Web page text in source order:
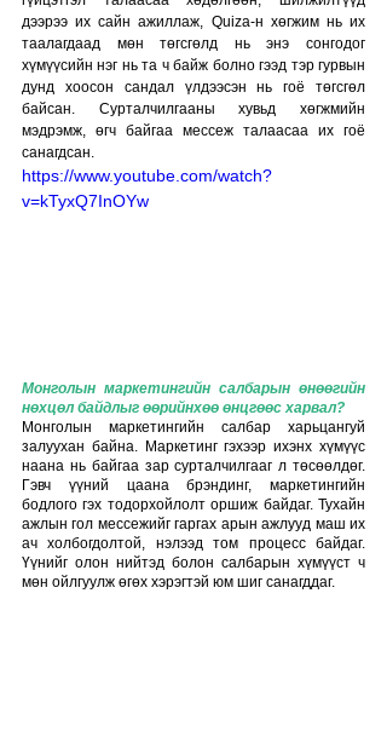
дээрээ их сайн ажиллаж, Quiza-н хөгжим нь их
таалагдаад мөн төгсгөлд нь энэ сонгодог
хүмүүсийн нэг нь та ч байж болно гээд тэр гурвын
дунд хоосон сандал үлдээсэн нь гоё төгсгөл
байсан. Сурталчилгааны хувьд хөгжмийн
мэдрэмж, өгч байгаа мессеж талаасаа их гоё
санагдсан.
https://www.youtube.com/watch?
v=kTyxQ7InOYw
Монголын маркетингийн салбарын өнөөгийн
нөхцөл байдлыг өөрийнхөө өнцгөөс харвал?
Монголын маркетингийн салбар харьцангуй
залуухан байна. Маркетинг гэхээр ихэнх хүмүүс
наана нь байгаа зар сурталчилгааг л төсөөлдөг.
Гэвч үүний цаана брэндинг, маркетингийн
бодлого гэх тодорхойлолт оршиж байдаг. Тухайн
ажлын гол мессежийг гаргах арын ажлууд маш их
ач холбогдолтой, нэлээд том процесс байдаг.
Үүнийг олон нийтэд болон салбарын хүмүүст ч
мөн ойлгуулж өгөх хэрэгтэй юм шиг санагддаг.